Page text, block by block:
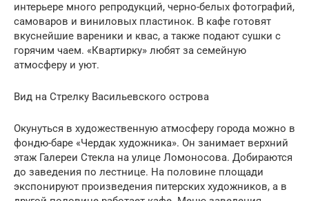
интерьере много репродукций, черно-белых фотографий,
самоваров и виниловых пластинок. В кафе готовят
вкуснейшие вареники и квас, а также подают сушки с
горячим чаем. «Квартирку» любят за семейную
атмосферу и уют.
Вид на Стрелку Васильевского острова
Окунуться в художественную атмосферу города можно в
фондю-баре «Чердак художника». Он занимает верхний
этаж Галереи Стекла на улице Ломоносова. Добираются
до заведения по лестнице. На половине площади
экспонируют произведения питерских художников, а в